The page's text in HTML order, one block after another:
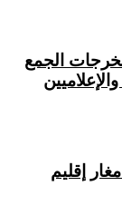
الجمع
إقليم